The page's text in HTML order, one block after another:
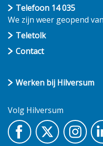
Telefoon 14 035
We zijn weer geopend
Teletolk
Contact
Werken bij Hilversum
Volg Hilversum